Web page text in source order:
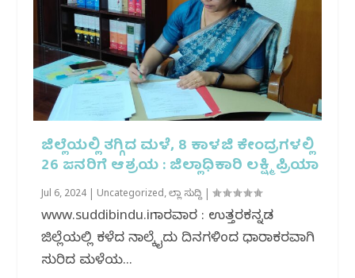
ಜಿಲ್ಲೆಯಲ್ಲಿ ತಗ್ಗಿದ ಮಳೆ, 8 ಕಾಳಜಿ ಕೇಂದ್ರಗಳಲ್ಲಿ
26 ಜನರಿಗೆ ಆಶ್ರಯ : ಜಿಲ್ಲಾಧಿಕಾರಿ ಲಕ್ಷ್ಮಿ ಪ್ರಿಯಾ
Jul 6, 2024 Uncategorized,ಜಿಲ್ಲಾ ಸುದ್ದಿ |
www.suddibindu.inಕಾರವಾರ : ಉತ್ತರಕನ್ನಡ
ಜಿಲ್ಲೆಯಲ್ಲಿ ಕಳೆದ ನಾಲ್ಕೈದು ದಿನಗಳಿಂದ ಧಾರಾಕರವಾಗಿ
ಸುರಿದ ಮಳೆ‌ಯ...